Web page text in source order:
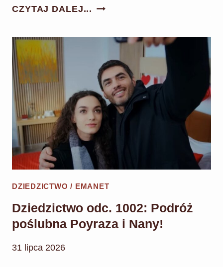
CZYTAJ DALEJ... PANNA
CIHAN
PORYWA
I
WIĘZI
MELIHA!
HANCER
BIERZE
WINĘ
NA
SIEBIE!
DZIEDZICTWO / EMANET
Dziedzictwo odc. 1002: Podróż
poślubna Poyraza i Nany!
31 lipca 2026